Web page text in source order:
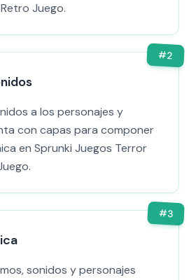
Juego.
#2
a los personajes y
con capas para componer
en Sprunki Juegos Terror
#3
sonidos y personajes